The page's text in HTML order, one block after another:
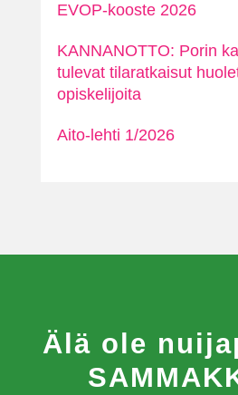
EVOP-kooste 2026
KANNANOTTO: Porin
tulevat tilaratkaisut
opiskelijoita
Aito-lehti 1/2026
Älä ole